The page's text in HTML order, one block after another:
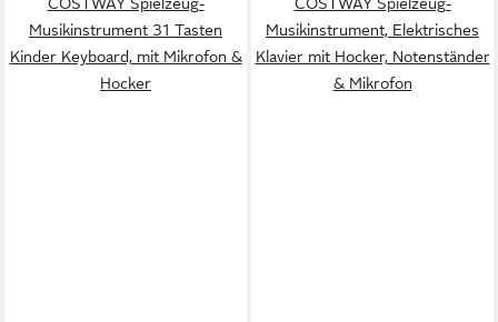
Musikinstrument 31 Tasten
Kinder Keyboard, mit Mikrofon &
Hocker
Musikinstrument, Elektrisches
Klavier mit Hocker, Notenständer
& Mikrofon